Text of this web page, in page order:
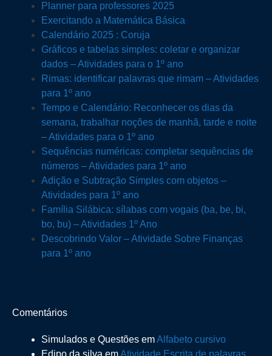
Planner para professores 2025
Exercitando a Matemática Básica
Calendário 2025 : Coruja
Gráficos e tabelas simples: coletar e organizar
dados – Atividades para o 1º ano
Rimas: identificar palavras que rimam – Atividades
para 1º ano
Tempo e Calendário: Reconhecer os dias da
semana, trabalhar noções de manhã, tarde e noite
– Atividades para o 1º ano
Sequências numéricas: completar sequências de
números – Atividades para 1º ano
Adição e Subtração Simples com objetos –
Atividades para 1º ano
Família Silábica: sílabas com vogais (ba, be, bi,
bo, bu) – Atividades 1º Ano
Descobrindo Valor – Atividade Sobre Finanças
para 1º ano
Comentários
Simulados e Questões emAlfabeto cursivo